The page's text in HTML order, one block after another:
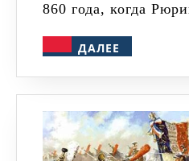
860 года, когда
ДАЛЕЕ